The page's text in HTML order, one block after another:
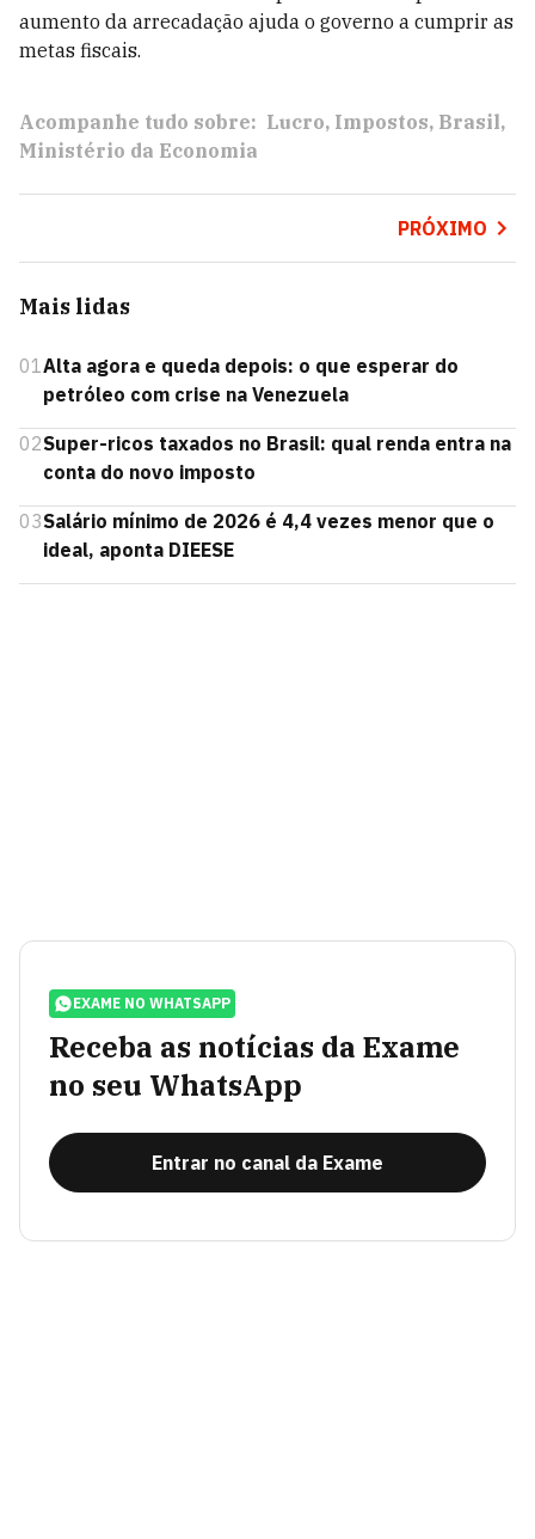
aumento da arrecadação ajuda o governo a cumprir as
metas fiscais.
Acompanhe tudo sobre: Lucro Impostos Brasil
Ministério da Economia
PRÓXIMO
Mais lidas
01Alta agora e queda depois: o que esperar do
petróleo com crise na Venezuela
02Super-ricos taxados no Brasil: qual renda entra na
conta do novo imposto
03Salário mínimo de 2026 é 4,4 vezes menor que o
ideal, aponta DIEESE
EXAME NO WHATSAPP
Receba as notícias da Exame
no seu WhatsApp
Entrar no canal da Exame